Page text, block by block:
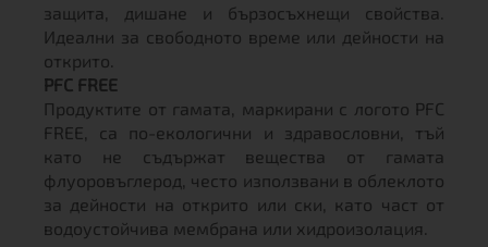
защита, дишане и бързосъхнещи свойства.
Идеални за свободното време или дейности на
открито.
PFC FREE
Продуктите от гамата, маркирани с логото PFC
FREE, са по-екологични и здравословни, тъй
като не съдържат вещества от гамата
флуоровъглерод, често използвани в облеклото
за дейности на открито или ски, като част от
водоустойчива мембрана или хидроизолация.